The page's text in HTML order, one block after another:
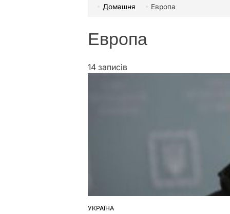
Домашня Европа
Европа
14 записів
ОПУБЛІКУВАТИ
УКРАЇНА